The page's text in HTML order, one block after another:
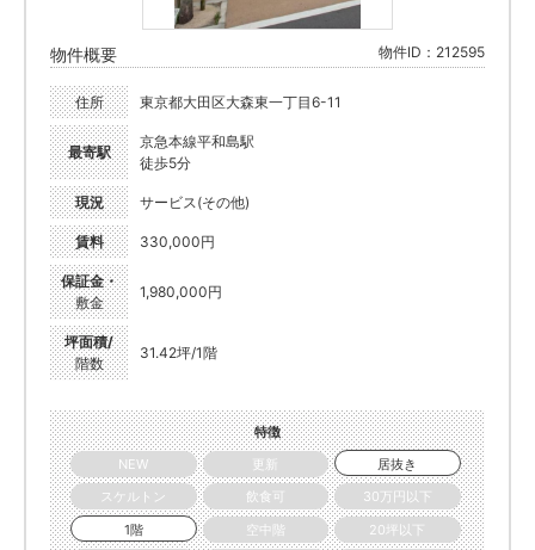
物件概要 物件ID：212595
住所 東京都大田区大森東一丁目6-11
最寄駅
京急本線平和島駅
徒歩5分
現況 サービス(その他)
賃料 330,000円
保証金・
敷金
1,980,000円
坪面積/
階数
31.42坪/1階
特徴
NEW
更新
居抜き
スケルトン
飲食可
30万円以下
1階
空中階
20坪以下